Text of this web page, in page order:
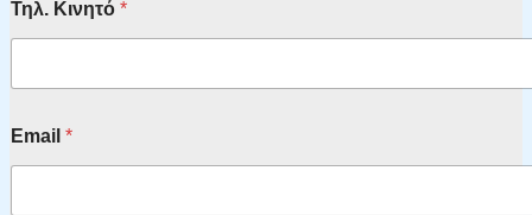
Τηλ. Κινητό *
Email *